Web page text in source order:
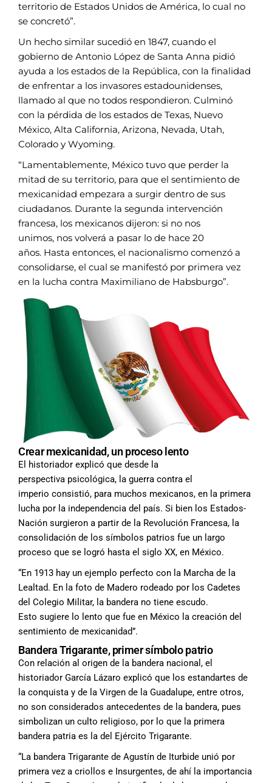
territorio de Estados Unidos de América, lo cual no
se concretó”.
Un hecho similar sucedió en 1847, cuando el
gobierno de Antonio López de Santa Anna pidió
ayuda a los estados de la República, con la finalidad
de enfrentar a los invasores estadounidenses,
llamado al que no todos respondieron. Culminó
con la pérdida de los estados de Texas, Nuevo
México, Alta California, Arizona, Nevada, Utah,
Colorado y Wyoming.
“Lamentablemente, México tuvo que perder la
mitad de su territorio, para que el sentimiento de
mexicanidad empezara a surgir dentro de sus
ciudadanos. Durante la segunda intervención
francesa, los mexicanos dijeron: si no nos
unimos, nos volverá a pasar lo de hace 20
años. Hasta entonces, el nacionalismo comenzó a
consolidarse, el cual se manifestó por primera vez
en la lucha contra Maximiliano de Habsburgo”.
Crear mexicanidad, un proceso lento
El historiador explicó que desde la
perspectiva psicológica, la guerra contra el
imperio consistió, para muchos mexicanos, en la primera
lucha por la independencia del país. Si bien los Estados-
Nación surgieron a partir de la Revolución Francesa, la
consolidación de los símbolos patrios fue un largo
proceso que se logró hasta el siglo XX, en México.
“En 1913 hay un ejemplo perfecto con la Marcha de la
Lealtad. En la foto de Madero rodeado por los Cadetes
del Colegio Militar, la bandera no tiene escudo.
Esto sugiere lo lento que fue en México la creación del
sentimiento de mexicanidad”.
Bandera Trigarante, primer símbolo patrio
Con relación al origen de la bandera nacional, el
historiador García Lázaro explicó que los estandartes de
la conquista y de la Virgen de la Guadalupe, entre otros,
no son considerados antecedentes de la bandera, pues
simbolizan un culto religioso, por lo que la primera
bandera patria es la del Ejército Trigarante.
“La bandera Trigarante de Agustín de Iturbide unió por
primera vez a criollos e Insurgentes, de ahí la importancia